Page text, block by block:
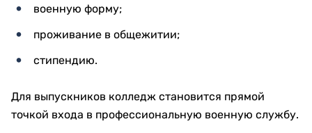
военную форму;
проживание в общежитии;
стипендию.
Для выпускников колледж становится прямой
точкой входа в профессиональную военную службу.